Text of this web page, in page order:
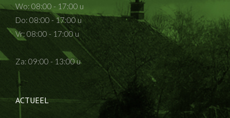
Wo: 08:00 - 17:00 u
Do: 08:00 - 17:00 u
Vr: 08:00 - 17:00 u
Za: 09:00 - 13:00 u
ACTUEEL